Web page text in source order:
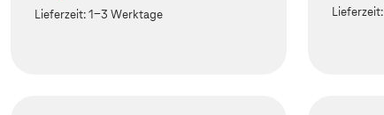
Lieferzeit:1-3 Werktage Lieferzeit: